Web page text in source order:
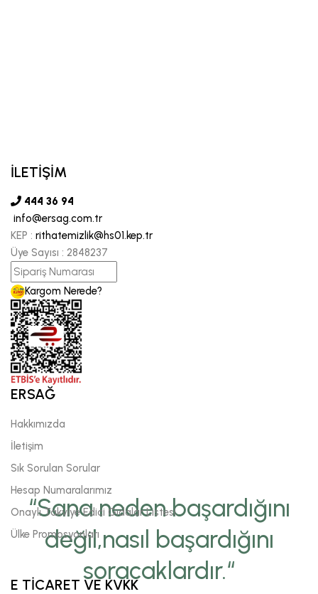
“Sana neden başardığını
değil,nasıl başardığını
soracaklardır.“
İLETİŞİM
444 36 94
info@ersag.com.tr
KEP : rithatemizlik@hs01.kep.tr
Üye Sayısı : 2848237
Kargom Nerede?
ERSAĞ
Hakkımızda
İletişim
Sık Sorulan Sorular
Hesap Numaralarımız
Onaylı Takviye Edici Gıdalar Listesi
Ülke Promosyonları
E TİCARET VE KVKK